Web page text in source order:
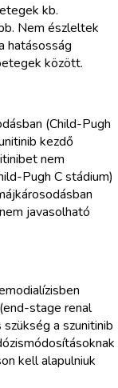
kb.
Nem észleltek
hatásosság
között.
(Child-Pugh
kezdő
nem
Pugh C stádium)
javasolható
stage renal
a szunitinib
kell alapulniuk